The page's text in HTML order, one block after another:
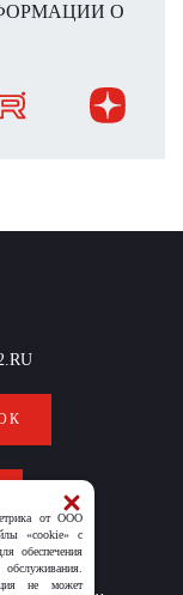
О
от ООО
«cookie» с
обеспечения
не может